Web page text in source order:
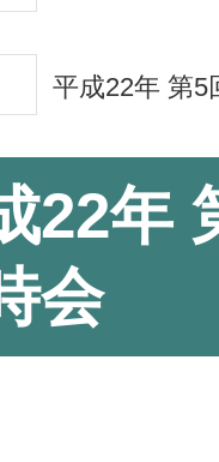
平成22年 第5
22年
会